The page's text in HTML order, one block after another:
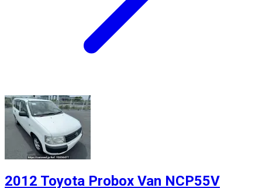
2012 Toyota Probox Van NCP55V